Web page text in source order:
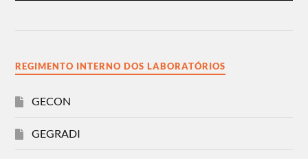
REGIMENTO INTERNO DOS LABORATÓRIOS
GECON
GEGRADI